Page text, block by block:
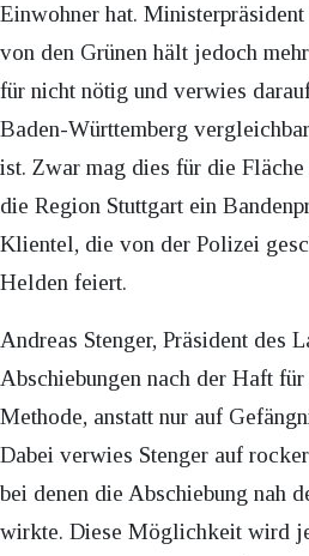
Einwohner hat.
von den Grünen hält jedoch
für nicht nötig und verwies
Baden-Württemberg
ist. Zwar mag dies für die Fläche
die Region Stuttgart ein
Klientel, die von der Polizei
Helden feiert.
Andreas Stenger, Präsident des
Abschiebungen nach der Haft
Methode, anstatt nur auf
Dabei verwies Stenger auf
bei denen die Abschiebung nah
wirkte. Diese Möglichkeit wird